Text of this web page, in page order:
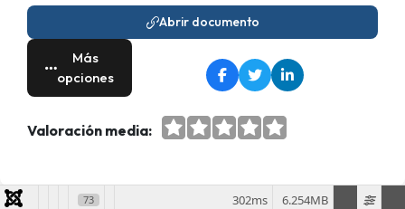
Abrir documento
Más
opciones
Valoración media:
73 6.254MB
302ms